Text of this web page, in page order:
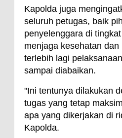
Kapolda juga
seluruh petugas, baik
penyelenggara di
menjaga kesehatan dan
terlebih lagi
sampai diabaikan.
"Ini tentunya dilakukan
tugas yang tetap
apa yang dikerjakan di
Kapolda.